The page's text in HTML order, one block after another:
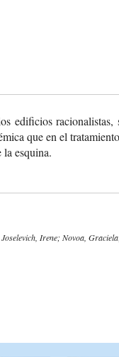
edificios racionalistas,
que en el
esquina.
Irene; Novoa,